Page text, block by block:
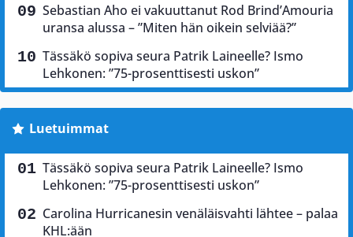
Sebastian Aho ei vakuuttanut Rod Brind’Amouria
uransa alussa – ”Miten hän oikein selviää?”
Tässäkö sopiva seura Patrik Laineelle? Ismo
Lehkonen: ”75-prosenttisesti uskon”
Luetuimmat
Tässäkö sopiva seura Patrik Laineelle? Ismo
Lehkonen: ”75-prosenttisesti uskon”
Carolina Hurricanesin venäläisvahti lähtee – palaa
KHL:ään